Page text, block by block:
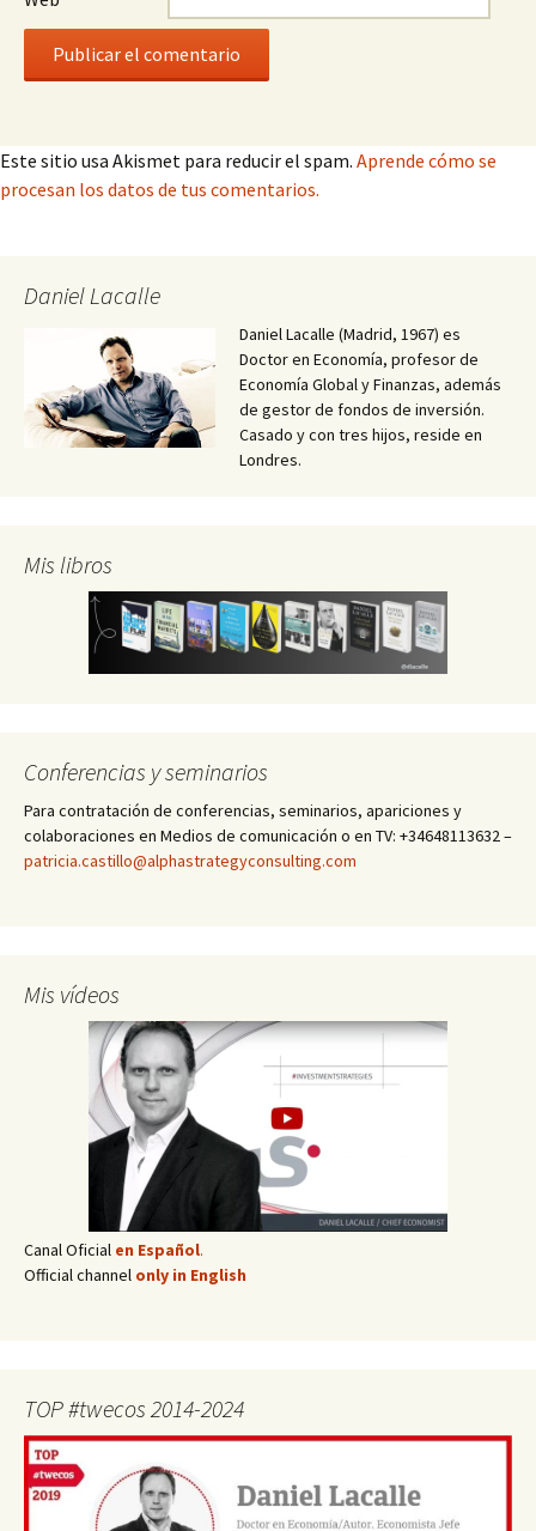
Este sitio usa Akismet para reducir el spam. Aprende cómo se
procesan los datos de tus comentarios.
Daniel Lacalle
Daniel Lacalle (Madrid, 1967) es
Doctor en Economía, profesor de
Economía Global y Finanzas, además
de gestor de fondos de inversión.
Casado y con tres hijos, reside en
Londres.
Mis libros
Conferencias y seminarios
Para contratación de conferencias, seminarios, apariciones y
colaboraciones en Medios de comunicación o en TV: +34648113632 –
patricia.castillo@alphastrategyconsulting.com
Mis vídeos
Canal Oficial en Español.
Official channel only in English
TOP #twecos 2014-2024